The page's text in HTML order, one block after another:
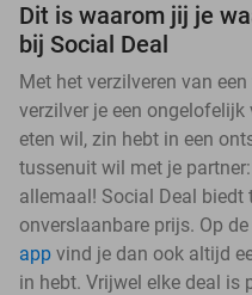
Dit is waarom jij je
bij Social Deal
Met het verzilveren van
verzilver je een
eten wil, zin hebt in een
tussenuit wil met je
allemaal! Social Deal biedt
onverslaanbare prijs. Op
app vind je dan ook altijd
in hebt. Vrijwel elke deal is